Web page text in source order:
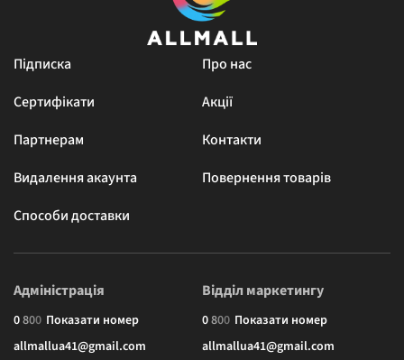
Підписка
Про нас
Сертифікати
Акції
Партнерам
Контакти
Видалення акаунта
Повернення товарів
Способи доставки
Адміністрація
0800 Показати номер
allmallua41@gmail.com
Відділ маркетингу
0800 Показати номер
allmallua41@gmail.com